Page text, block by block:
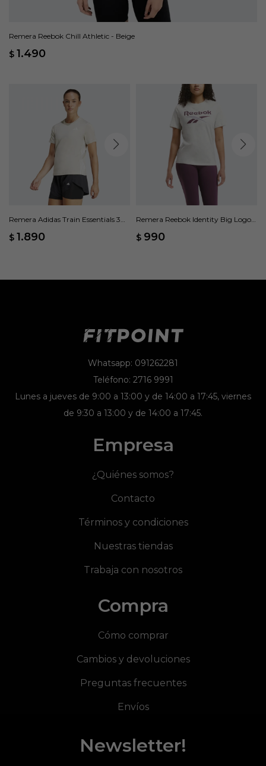
Remera Reebok Chill Athletic - Beige
$ 1.490
Remera Adidas Train Essentials 3
$ 1.890
Remera Reebok Identity Big Logo -
$ 990
Whatsapp: 091262281
Teléfono: 2716 9991
Lunes a jueves de 9:00 a 13:00 y de 14:00 a 17:45, viernes
de 9:30 a 13:00 y de 14:00 a 17:45.
Empresa
¿Quiénes somos?
Contacto
Términos y condiciones
Nuestras tiendas
Trabaja con nosotros
Compra
Cómo comprar
Cambios y devoluciones
Preguntas frecuentes
Envíos
Newsletter!